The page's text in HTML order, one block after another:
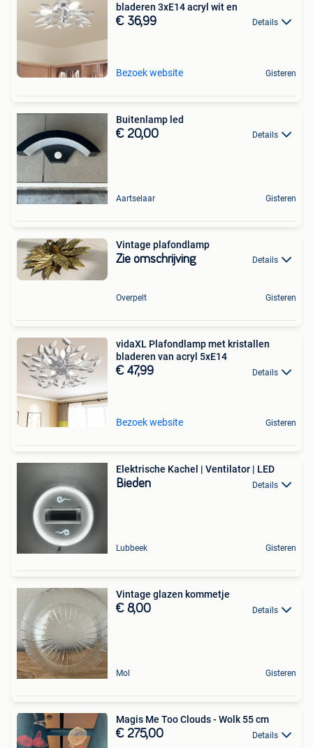
bladeren 3xE14 acryl wit en
€ 36,99 Details
Bezoek website Gisteren
Buitenlamp led
€ 20,00 Details
Aartselaar Gisteren
Vintage plafondlamp
Zie omschrijving Details
Overpelt Gisteren
vidaXL Plafondlamp met kristallen
bladeren van acryl 5xE14
€ 47,99 Details
Bezoek website Gisteren
Elektrische Kachel | Ventilator | LED
Bieden Details
Lubbeek Gisteren
Vintage glazen kommetje
€ 8,00 Details
Mol Gisteren
Magis Me Too Clouds - Wolk 55 cm
€ 275,00 Details